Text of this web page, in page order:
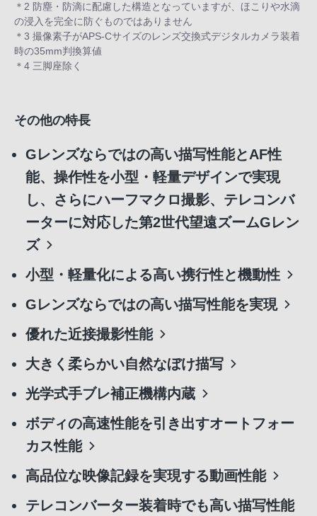
＊2 防塵・防滴に配慮した構造となっていますが、ほこりや水滴
の浸入を完全に防ぐものではありません
＊3 撮像素子がAPS-Cサイズのレンズ交換式デジタルカメラ装着
時の35mm判換算値
＊4 三脚座除く
その他の特長
Gレンズならではの高い描写性能とAF性
能、操作性を小型・軽量デザインで実現
し、さらにハーフマクロ撮影、テレコンバ
ーターに対応した第2世代望遠ズームGレン
ズ
小型・軽量化による高い携行性と機動性
Gレンズならではの高い描写性能を実現
優れた近接撮影性能
大きく柔らかい自然なぼけ描写
光学式手ブレ補正機構内蔵
ボディの高速性能を引き出すオートフォー
カス性能
高品位な映像記録を実現する動画性能
テレコンバーター装着時でも高い描写性能